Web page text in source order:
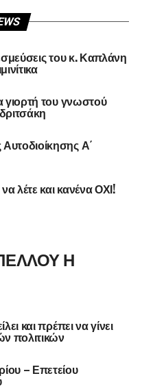
του κ. Καπλάνη
γιορτή του γνωστού
Α΄
λέτε και κανένα ΟΧΙ!
Η
και πρέπει να γίνει
πολιτικών
– Επετείου